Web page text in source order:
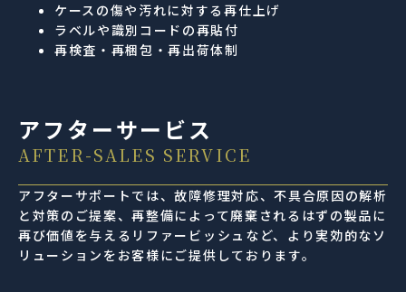
ケースの傷や汚れに対する再仕上げ
ラベルや識別コードの再貼付
再検査・再梱包・再出荷体制
アフターサービス
AFTER-SALES SERVICE
アフターサポートでは、故障修理対応、不具合原因の解析
と対策のご提案、再整備によって廃棄されるはずの製品に
再び価値を与えるリファービッシュなど、より実効的なソ
リューションをお客様にご提供しております。